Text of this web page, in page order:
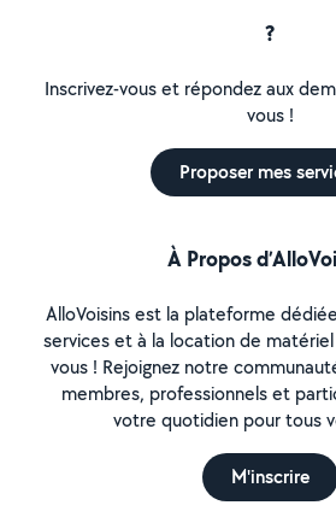
?
Inscrivez-vous et répondez aux
vous !
Proposer mes
À Propos
AlloVoisins est la plateforme
services et à la location de
vous ! Rejoignez notre
membres, professionnels et
votre quotidien pour tous
M'inscrire